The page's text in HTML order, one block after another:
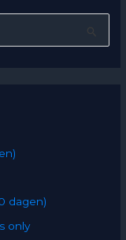
dagen)
only